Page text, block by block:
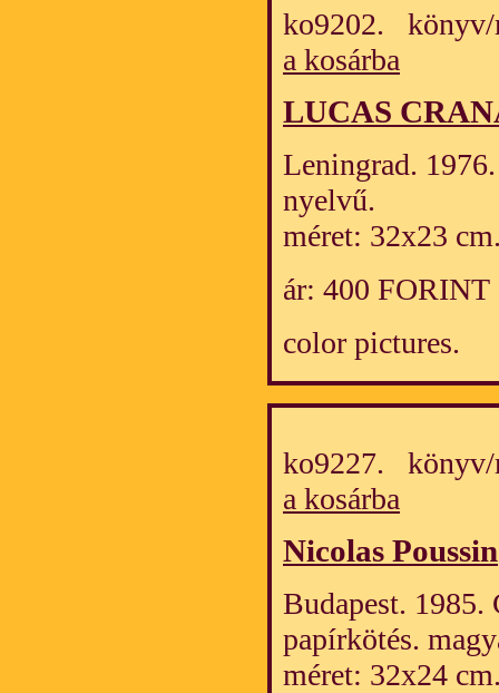
ko9202. könyv/
a kosárba
LUCAS
Leningrad.
nyelvű.
méret: 32x23
ár: 400 FORINT
color pictures.
ko9227. könyv/
a kosárba
Nicolas Poussin
Budapest.
papírkötés.
méret: 32x24